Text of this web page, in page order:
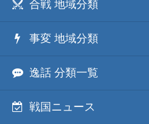
合戦 地域分類
事変 地域分類
逸話 分類一覧
戦国ニュース